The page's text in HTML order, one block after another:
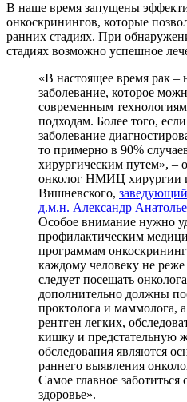
В наше время запущены
онкоскринингов, которые
ранних стадиях. При
стадиях возможно успешное
«В настоящее время рак –
заболевание, которое
современным
подходам. Более того,
заболевание
то примерно в 90%
хирургическим путем», –
онколог НМИЦ хирургии
Вишневского,
д.м.н. Александр
Особое внимание нужно
профилактическим
программам
каждому человеку не реже
следует посещать
дополнительно должны
проктолога и маммолога,
рентген легких,
кишку и предстательную
обследования являются
раннего выявления
Самое главное заботиться
здоровье».